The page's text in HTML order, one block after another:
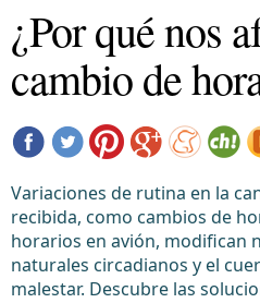
¿Por qué nos
cambio de
Variaciones de rutina en la
recibida, como cambios de
horarios en avión, modifican
naturales circadianos y el
malestar. Descubre las